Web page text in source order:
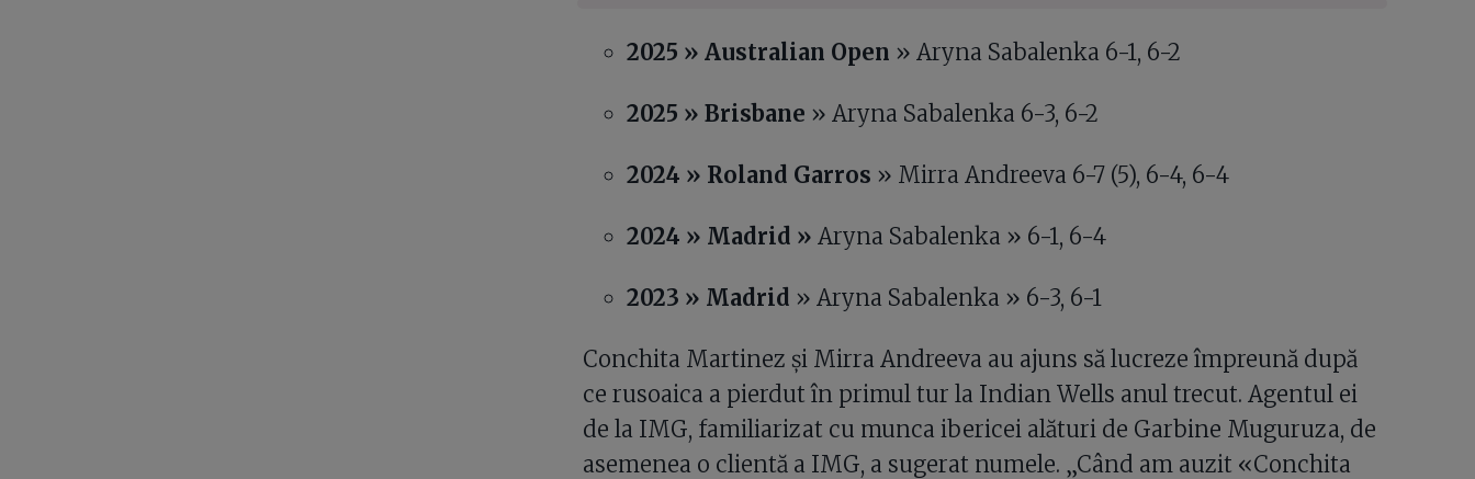
2025 » Australian Open » Aryna Sabalenka 6-1, 6-2
2025 » Brisbane » Aryna Sabalenka 6-3, 6-2
2024 » Roland Garros » Mirra Andreeva 6-7 (5), 6-4, 6-4
2024 » Madrid » Aryna Sabalenka » 6-1, 6-4
2023 » Madrid » Aryna Sabalenka » 6-3, 6-1
Conchita Martinez și Mirra Andreeva au ajuns să lucreze împreună după
ce rusoaica a pierdut în primul tur la Indian Wells anul trecut. Agentul ei
de la IMG, familiarizat cu munca ibericei alături de Garbine Muguruza, de
asemenea o clientă a IMG, a sugerat numele. „Când am auzit «Conchita